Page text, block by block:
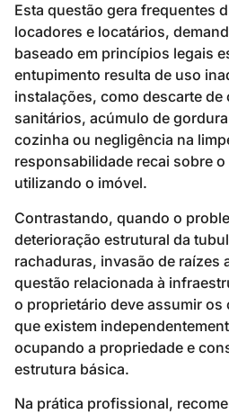
Esta questão gera frequentes
locadores e locatários,
baseado em princípios legais
entupimento resulta de uso
instalações, como descarte de
sanitários, acúmulo de
cozinha ou negligência na
responsabilidade recai sobre
utilizando o imóvel.
Contrastando, quando o
deterioração estrutural da
rachaduras, invasão de raízes
questão relacionada à
o proprietário deve assumir os
que existem
ocupando a propriedade e
estrutura básica.
Na prática profissional,